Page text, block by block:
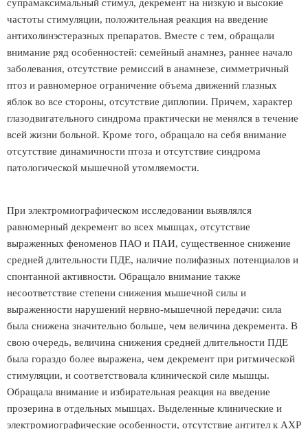
супрамаксимальный стимул, декремент на низкую и высокие
частоты стимуляции, положительная реакция на введение
антихолинэстеразных препаратов. Вместе с тем, обращали
внимание ряд особенностей: семейный анамнез, раннее начало
заболевания, отсутствие ремиссий в анамнезе, симметричный
птоз и равномерное ограничение объема движений глазных
яблок во все стороны, отсутствие диплопии. Причем, характер
глазодвигательного синдрома практически не менялся в течение
всей жизни больной. Кроме того, обращало на себя внимание
отсутствие динамичности птоза и отсутствие синдрома
патологической мышечной утомляемости.
При электромиографическом исследовании выявлялся
равномерный декремент во всех мышцах, отсутствие
выраженных феноменов ПАО и ПАИ, существенное снижение
средней длительности ПДЕ, наличие полифазных потенциалов и
спонтанной активности. Обращало внимание также
несоответствие степени снижения мышечной силы и
выраженности нарушений нервно-мышечной передачи: сила
была снижена значительно больше, чем величина декремента. В
свою очередь, величина снижения средней длительности ПДЕ
была гораздо более выражена, чем декремент при ритмической
стимуляции, и соответствовала клинической силе мышцы.
Обращала внимание и избирательная реакция на введение
прозерина в отдельных мышцах. Выделенные клинические и
электромиографические особенности, отсутствие антител к АХР